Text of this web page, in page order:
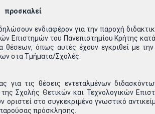
προσκαλεί
ενδιαφέρον για την παροχή
Επιστημών του Πανεπιστημίου Κρήτης
όπως αυτές έχουν εγκριθεί με
στα Τμήματα/Σχολές.
για τις θέσεις εντεταλμένων
Σχολής Θετικών και Τεχνολογικών
στο συγκεκριμένο γνωστικό
πρόσκλησης.